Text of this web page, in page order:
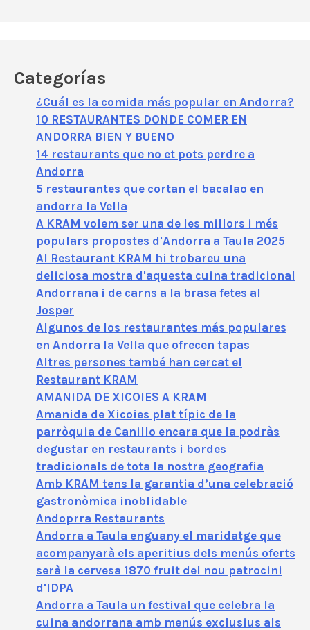
Categorías
¿Cuál es la comida más popular en Andorra?
10 RESTAURANTES DONDE COMER EN
ANDORRA BIEN Y BUENO
14 restaurants que no et pots perdre a
Andorra
5 restaurantes que cortan el bacalao en
andorra la Vella
A KRAM volem ser una de les millors i més
populars propostes d'Andorra a Taula 2025
Al Restaurant KRAM hi trobareu una
deliciosa mostra d'aquesta cuina tradicional
Andorrana i de carns a la brasa fetes al
Josper
Algunos de los restaurantes más populares
en Andorra la Vella que ofrecen tapas
Altres persones també han cercat el
Restaurant KRAM
AMANIDA DE XICOIES A KRAM
Amanida de Xicoies plat típic de la
parròquia de Canillo encara que la podràs
degustar en restaurants i bordes
tradicionals de tota la nostra geografia
Amb KRAM tens la garantia d’una celebració
gastronòmica inoblidable
Andoprra Restaurants
Andorra a Taula enguany el maridatge que
acompanyarà els aperitius dels menús oferts
serà la cervesa 1870 fruit del nou patrocini
d'IDPA
Andorra a Taula un festival que celebra la
cuina andorrana amb menús exclusius als